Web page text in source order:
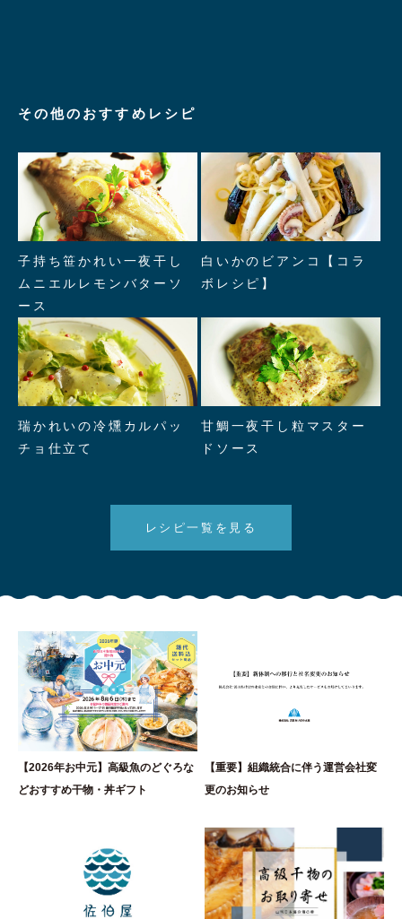
その他のおすすめレシピ
" alt="子持ち笹かれい一夜干し
子持ち笹かれい一夜干し
ムニエルレモンバターソ
ース
" alt="白いかのビアンコ【コラ
ボレシピ】"/>
白いかのビアンコ【コラ
ボレシピ】
" alt="瑞かれいの冷燻カルパッ
チョ仕立て"/>
瑞かれいの冷燻カルパッ
チョ仕立て
" alt="甘鯛一夜干し粒マスター
甘鯛一夜干し粒マスター
ドソース
レシピ一覧を見る
【2026年お中元】高級魚のどぐろな
どおすすめ干物・丼ギフト
【重要】組織統合に伴う運営会社変
更のお知らせ